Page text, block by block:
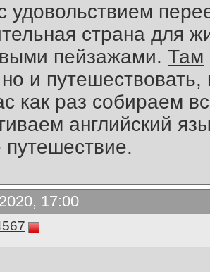
удовольствием
страна для
пейзажами. Там
и путешествовать,
как раз собираем
английский
путешествие.
17:00